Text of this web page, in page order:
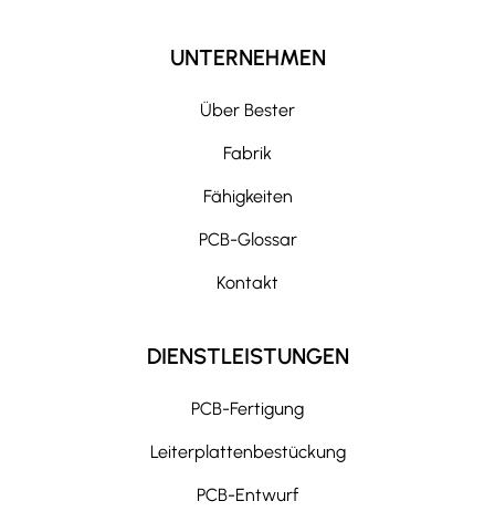
UNTERNEHMEN
Über Bester
Fabrik
Fähigkeiten
PCB-Glossar
Kontakt
DIENSTLEISTUNGEN
PCB-Fertigung
Leiterplattenbestückung
PCB-Entwurf